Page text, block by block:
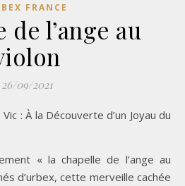
FRANCE
de l’ange au
26/09/2021
« la chapelle de l’ange au
d’urbex, cette merveille cachée